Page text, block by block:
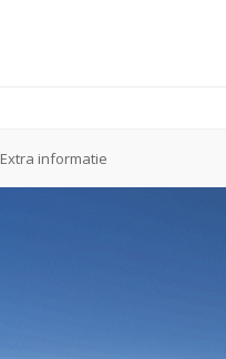
Extra informatie